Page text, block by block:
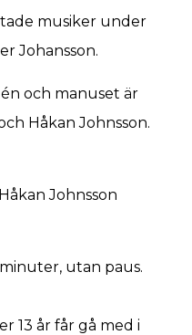
musiker under
Johansson.
och manuset är
Håkan Johnsson.
Johnsson
utan paus.
13 år får gå med i